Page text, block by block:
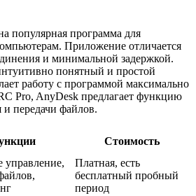
популярная программа для
Приложение отличается
и минимальной задержкой.
понятный и простой
работу с программой максимально
Pro, AnyDesk предлагает функцию
и передачи файлов.
Стоимость
управление,
Платная, есть
бесплатный пробный
период